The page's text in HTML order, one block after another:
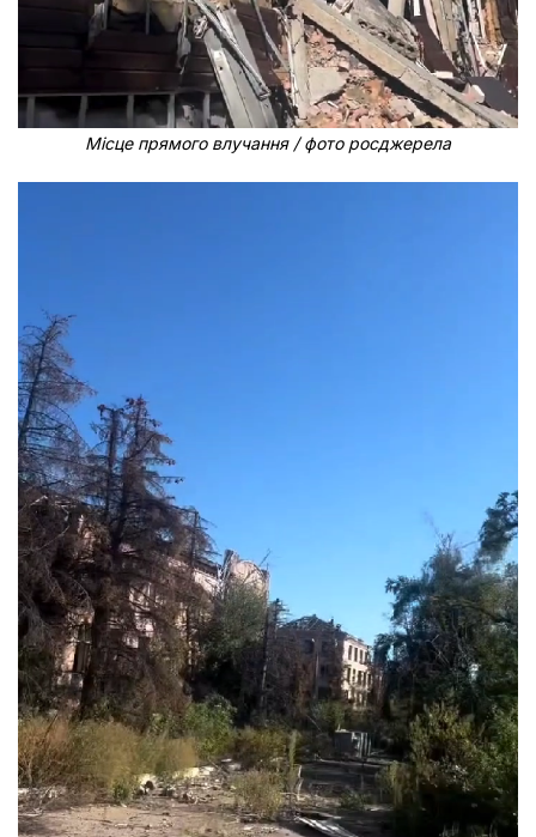
Місце прямого влучання / фото росджерела